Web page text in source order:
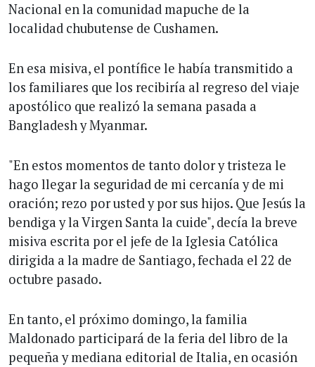
Nacional en la comunidad mapuche de la
localidad chubutense de Cushamen.
En esa misiva, el pontífice le había transmitido a
los familiares que los recibiría al regreso del viaje
apostólico que realizó la semana pasada a
Bangladesh y Myanmar.
"En estos momentos de tanto dolor y tristeza le
hago llegar la seguridad de mi cercanía y de mi
oración; rezo por usted y por sus hijos. Que Jesús la
bendiga y la Virgen Santa la cuide", decía la breve
misiva escrita por el jefe de la Iglesia Católica
dirigida a la madre de Santiago, fechada el 22 de
octubre pasado.
En tanto, el próximo domingo, la familia
Maldonado participará de la feria del libro de la
pequeña y mediana editorial de Italia, en ocasión